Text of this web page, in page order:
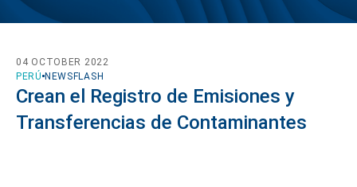
PERÚ NEWSFLASH
04 OCTOBER 2022
Crean el Registro de Emisiones y
Transferencias de Contaminantes